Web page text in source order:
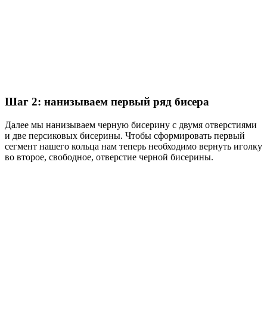
Шаг 2: нанизываем первый ряд бисера
Далее мы нанизываем черную бисерину с двумя отверстиями
и две персиковых бисерины. Чтобы сформировать первый
сегмент нашего кольца нам теперь необходимо вернуть иголку
во второе, свободное, отверстие черной бисерины.